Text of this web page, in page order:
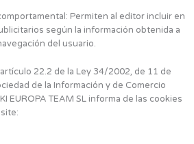
Permiten al editor incluir en
según la información obtenida a
del usuario.
22.2 de la Ley 34/2002, de 11 de
de la Información y de Comercio
EUROPA TEAM SL informa de las cookies